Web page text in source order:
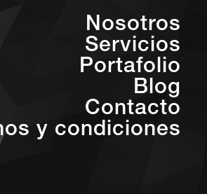
Nosotros
Servicios
Portafolio
Blog
Contacto
y condiciones